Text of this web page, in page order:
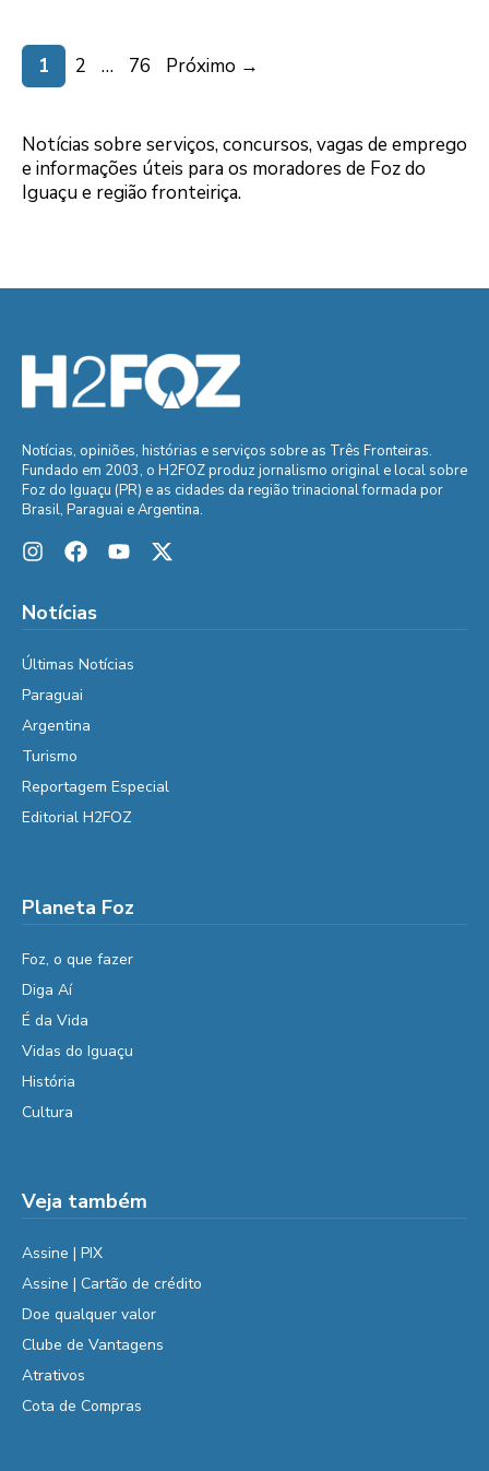
Page
1 Page
2 … Page
76 Próximo →
Notícias sobre serviços, concursos, vagas de emprego
e informações úteis para os moradores de Foz do
Iguaçu e região fronteiriça.
Notícias, opiniões, histórias e serviços sobre as Três Fronteiras.
Fundado em 2003, o H2FOZ produz jornalismo original e local sobre
Foz do Iguaçu (PR) e as cidades da região trinacional formada por
Brasil, Paraguai e Argentina.
Notícias
Últimas Notícias
Paraguai
Argentina
Turismo
Reportagem Especial
Editorial H2FOZ
Planeta Foz
Foz, o que fazer
Diga Aí
É da Vida
Vidas do Iguaçu
História
Cultura
Veja também
Assine | PIX
Assine | Cartão de crédito
Doe qualquer valor
Clube de Vantagens
Atrativos
Cota de Compras